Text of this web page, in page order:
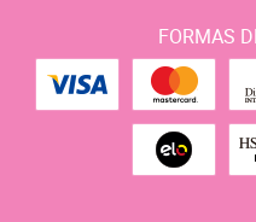
FORMAS